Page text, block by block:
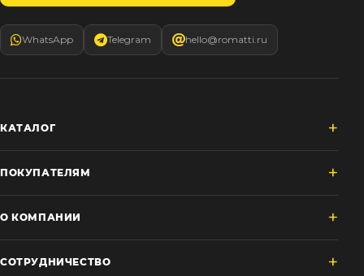
WhatsApp Telegram hello@romatti.ru
КАТАЛОГ
ПОКУПАТЕЛЯМ
О КОМПАНИИ
СОТРУДНИЧЕСТВО